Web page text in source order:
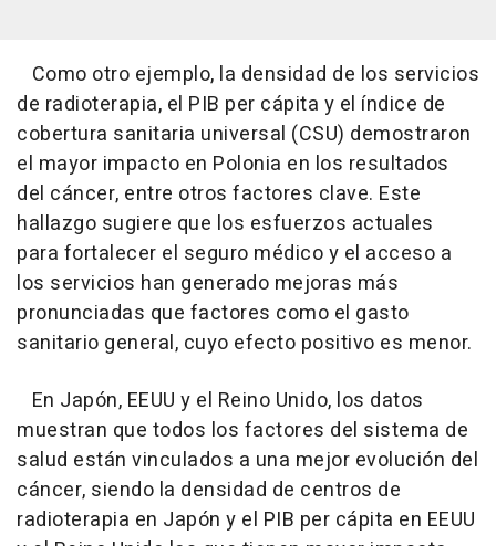
Como otro ejemplo, la densidad de los servicios
de radioterapia, el PIB per cápita y el índice de
cobertura sanitaria universal (CSU) demostraron
el mayor impacto en Polonia en los resultados
del cáncer, entre otros factores clave. Este
hallazgo sugiere que los esfuerzos actuales
para fortalecer el seguro médico y el acceso a
los servicios han generado mejoras más
pronunciadas que factores como el gasto
sanitario general, cuyo efecto positivo es menor.
En Japón, EEUU y el Reino Unido, los datos
muestran que todos los factores del sistema de
salud están vinculados a una mejor evolución del
cáncer, siendo la densidad de centros de
radioterapia en Japón y el PIB per cápita en EEUU